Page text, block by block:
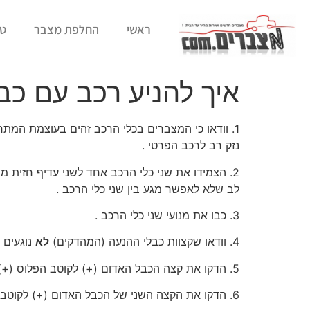
ראשי החלפת מצבר
איך להניע רכב עם
נזק רב לרכב הפרטי .
2. הצמידו את שני כלי הרכב אחד לשני עדיף
לב שלא לאפשר מגע בין שני כלי הרכב .
3. כבו את מנועי שני כלי הרכב .
4. וודאו שקצוות כבלי ההנעה (המהדקים)
לא
5. הדקו את קצה הכבל האדום (+) לקוטב הפלוס (+) במצבר הרכב התקין .
6. הדקו את הקצה השני של הכבל האדום (+) לקוטב הפלוס (+) במצבר הרכב שלא מניע .